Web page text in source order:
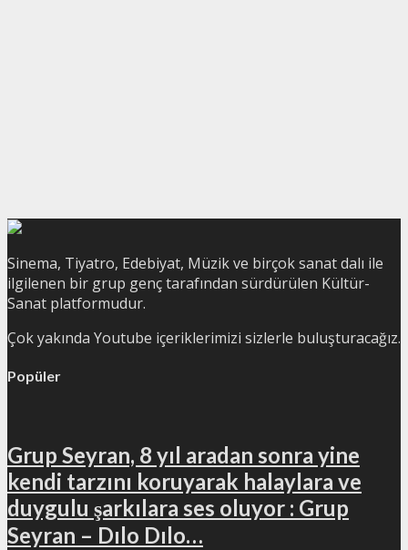
Sinema, Tiyatro, Edebiyat, Müzik ve birçok sanat dalı ile
ilgilenen bir grup genç tarafından sürdürülen Kültür-
Sanat platformudur.
Çok yakında Youtube içeriklerimizi sizlerle buluşturacağız.
Popüler
Grup Seyran, 8 yıl aradan sonra yine
kendi tarzını koruyarak halaylara ve
duygulu şarkılara ses oluyor : Grup
Seyran – Dılo Dılo…